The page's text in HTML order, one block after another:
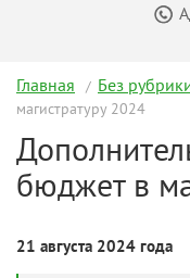
Главная Без
магистратуру 2024
бюджет в
21 августа 2024 года